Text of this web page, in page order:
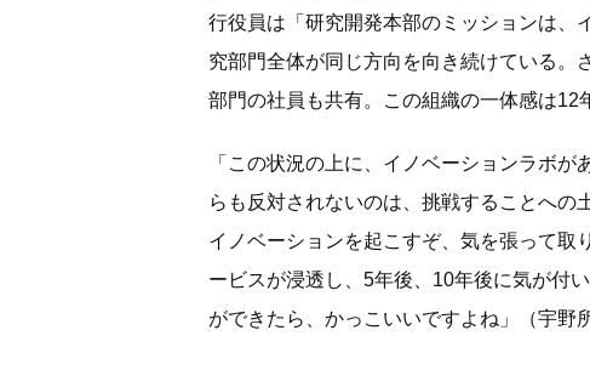
行役員は「研究開発本部のミッションは、
究部門全体が同じ方向を向き続けている。
部門の社員も共有。この組織の一体感は12
「この状況の上に、イノベーションラボ
らも反対されないのは、挑戦することへの
イノベーションを起こすぞ、気を張って取
ービスが浸透し、5年後、10年後に気が付
ができたら、かっこいいですよね」（宇野